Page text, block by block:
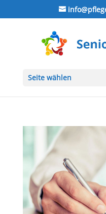
Seite wählen